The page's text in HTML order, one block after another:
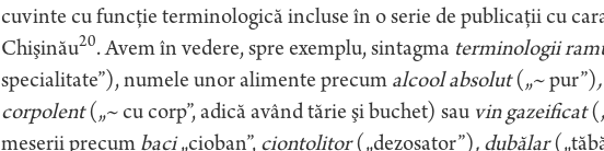
cuvinte cu funcţie terminologică incluse în o serie de publicaţii cu
Chişinău20. Avem în vedere, spre exemplu, sintagma terminologii
specialitate”), numele unor alimente precum alcool absolut(„~ pur”)
corpolent(„~ cu corp”, adică având tărie şi buchet) sau vin gazeificat
meserii precum baci„cioban”, ciontolitor(„dezosator”), dubălar